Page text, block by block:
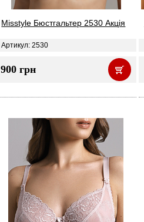
Misstyle Бюстгальтер 2530 Акція
Артикул: 2530
900 грн